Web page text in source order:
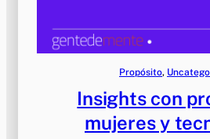
Propósito,
Insights con
mujeres y